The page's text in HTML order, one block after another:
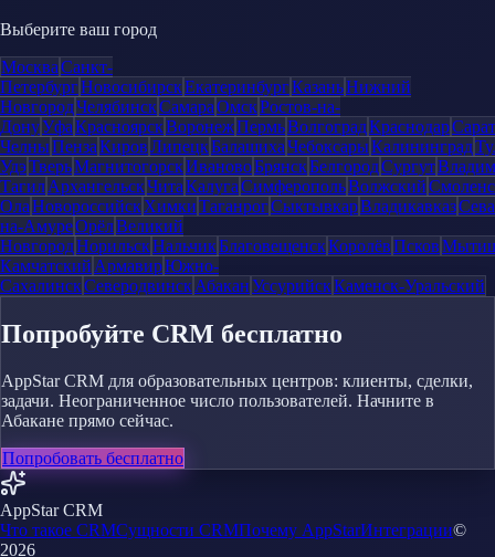
Выберите ваш город
МоскваСанкт-
ПетербургНовосибирскЕкатеринбургКазаньНижний
НовгородЧелябинскСамараОмскРостов-на-
ДонуУфаКрасноярскВоронежПермьВолгоградКраснодар
ЧелныПензаКировЛипецкБалашихаЧебоксарыКалининград
УдэТверьМагнитогорскИвановоБрянскБелгородСургут
ТагилАрхангельскЧитаКалугаСимферопольВолжский
ОлаНовороссийскХимкиТаганрогСыктывкарВладикавказ
на-АмуреОрёлВеликий
НовгородНорильскНальчикБлаговещенскКоролёвПсков
Камчатский АрмавирЮжно-
СахалинскСеверодвинскАбаканУссурийскКаменск-Уральский
Попробуйте CRM бесплатно
AppStar CRM для образовательных центров: клиенты, сделки,
задачи. Неограниченное число пользователей. Начните в
Абакане прямо сейчас.
Попробовать бесплатно
AppStar CRM
Что такое CRMСущности CRMПочему AppStarИнтеграции©
2026